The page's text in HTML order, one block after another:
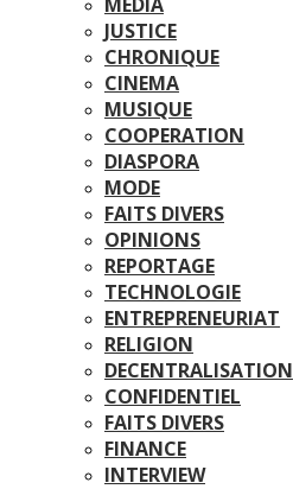
JUSTICE
CHRONIQUE
CINEMA
MUSIQUE
COOPERATION
DIASPORA
MODE
FAITS DIVERS
OPINIONS
REPORTAGE
TECHNOLOGIE
ENTREPRENEURIAT
RELIGION
DECENTRALISATION
CONFIDENTIEL
FAITS DIVERS
FINANCE
INTERVIEW